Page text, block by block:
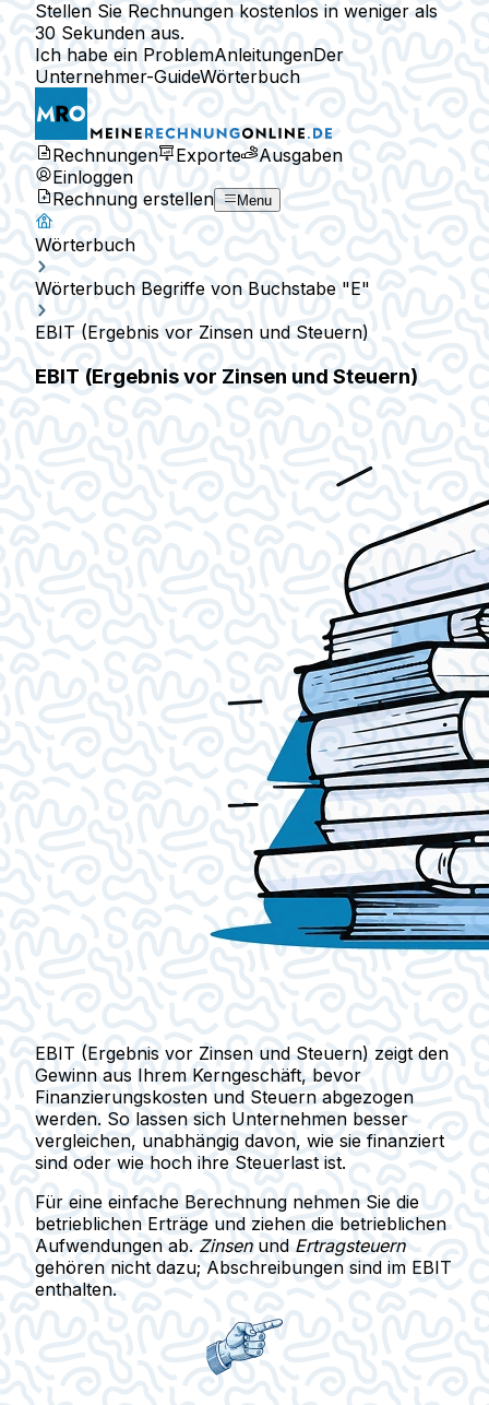
Stellen Sie Rechnungen kostenlos in weniger als
30 Sekunden aus.
Ich habe ein ProblemAnleitungenDer
Unternehmer-GuideWörterbuch
Rechnungen Exporte
Ausgaben
Einloggen
Rechnung erstellen
Menu
Wörterbuch
Wörterbuch Begriffe von Buchstabe "E"
EBIT (Ergebnis vor Zinsen und Steuern)
EBIT (Ergebnis vor Zinsen und Steuern)
EBIT (Ergebnis vor Zinsen und Steuern) zeigt den
Gewinn aus Ihrem Kerngeschäft, bevor
Finanzierungskosten und Steuern abgezogen
werden. So lassen sich Unternehmen besser
vergleichen, unabhängig davon, wie sie finanziert
sind oder wie hoch ihre Steuerlast ist.
Für eine einfache Berechnung nehmen Sie die
betrieblichen Erträge und ziehen die betrieblichen
Aufwendungen ab. Zinsenund Ertragsteuern
gehören nicht dazu; Abschreibungen sind im EBIT
enthalten.